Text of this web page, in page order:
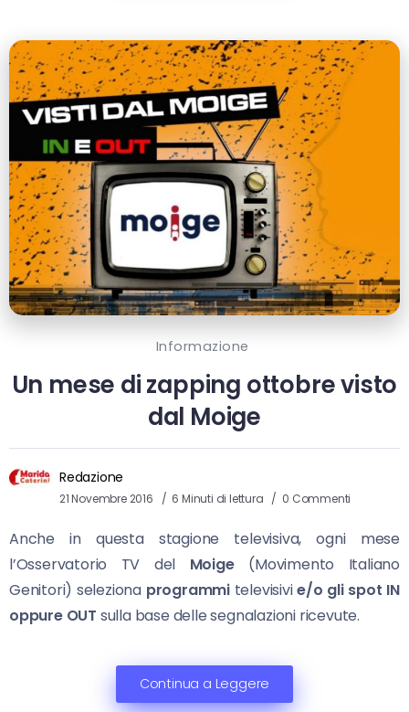
Informazione
Un mese di zapping ottobre visto
dal Moige
Redazione
21 Novembre 2016 6 Minuti di lettura 0 Commenti
Anche in questa stagione televisiva, ogni mese
l’Osservatorio TV del Moige(Movimento Italiano
Genitori) seleziona programmitelevisivie/o gli spot IN
oppure OUT sulla base delle segnalazioni ricevute.
Continua a Leggere